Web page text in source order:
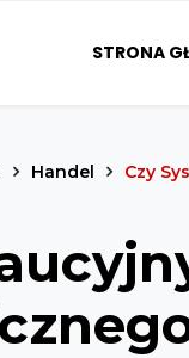
STRONA
Handel Czy